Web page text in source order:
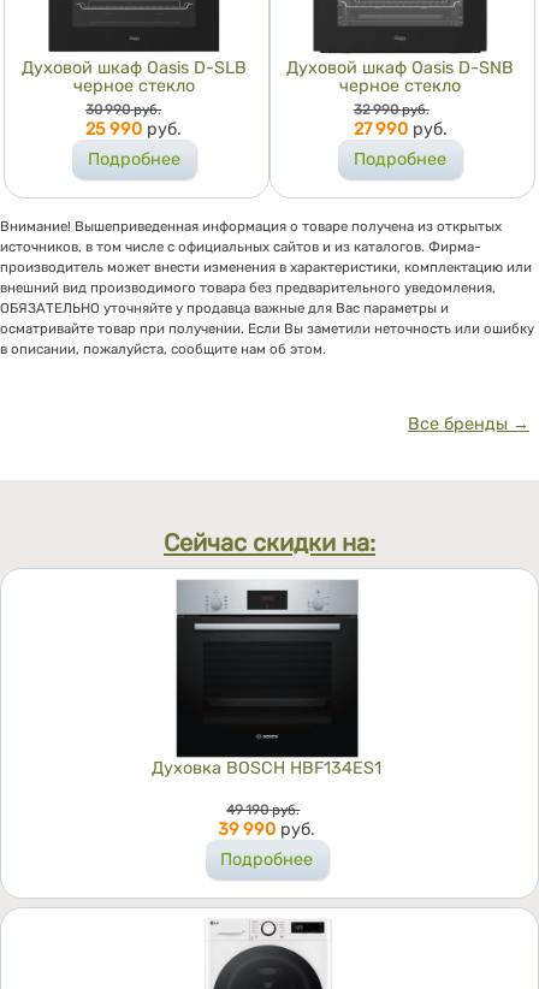
Духовой шкаф Oasis D-SLB
черное стекло
Цена
30 990 руб.
25 990 руб.
Подробнее
Духовой шкаф Oasis D-SNB
черное стекло
Цена
32 990 руб.
27 990 руб.
Подробнее
Внимание! Вышеприведенная информация о товаре получена из открытых
источников, в том числе с официальных сайтов и из каталогов. Фирма-
производитель может внести изменения в характеристики, комплектацию или
внешний вид производимого товара без предварительного уведомления,
ОБЯЗАТЕЛЬНО уточняйте у продавца важные для Вас параметры и
осматривайте товар при получении. Если Вы заметили неточность или ошибку
в описании, пожалуйста, сообщите нам об этом.
Все бренды →
Сейчас скидки на:
Духовка BOSCH HBF134ES1
Цена
49 190 руб.
39 990 руб.
Подробнее